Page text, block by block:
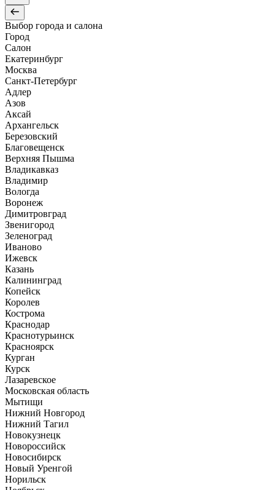
Выбор города и салона
Город
Салон
Екатеринбург
Москва
Санкт-Петербург
Адлер
Азов
Аксай
Архангельск
Березовский
Благовещенск
Верхняя Пышма
Владикавказ
Владимир
Вологда
Воронеж
Димитровград
Звенигород
Зеленоград
Иваново
Ижевск
Казань
Калининград
Копейск
Королев
Кострома
Краснодар
Краснотурьинск
Красноярск
Курган
Курск
Лазаревское
Московская область
Мытищи
Нижний Новгород
Нижний Тагил
Новокузнецк
Новороссийск
Новосибирск
Новый Уренгой
Норильск